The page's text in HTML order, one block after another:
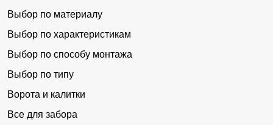
Выбор по материалу
Выбор по характеристикам
Выбор по способу монтажа
Выбор по типу
Ворота и калитки
Все для забора